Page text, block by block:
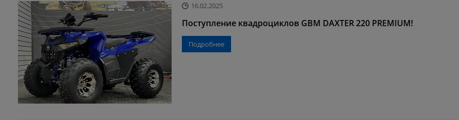
16.02.2025
Поступление квадроциклов GBM DAXTER 220 PREMIUM!
Подробнее